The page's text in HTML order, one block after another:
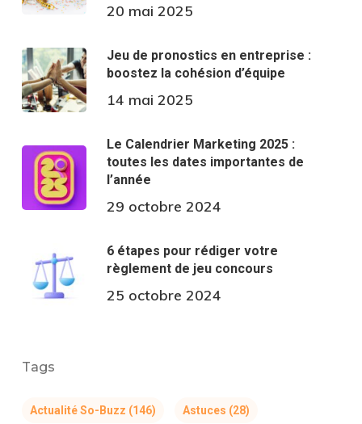
20 mai 2025
Jeu de pronostics en entreprise :
boostez la cohésion d’équipe
14 mai 2025
Le Calendrier Marketing 2025 :
toutes les dates importantes de
l’année
29 octobre 2024
6 étapes pour rédiger votre
règlement de jeu concours
25 octobre 2024
Tags
Actualité So-Buzz (146) Astuces (28)